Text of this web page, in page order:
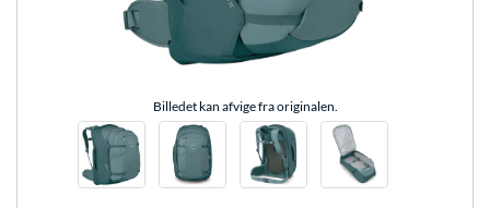
Billedet kan afvige fra originalen.